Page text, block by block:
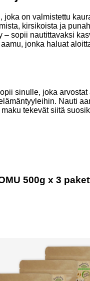
on valmistettu
kirsikoista ja
– sopii nautittavaksi
jonka haluat
sinulle, joka
Nauti
tekevät siitä
500g x 3